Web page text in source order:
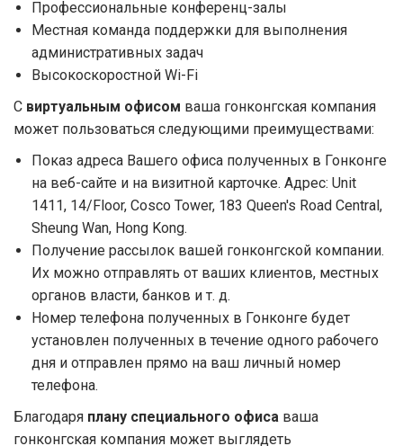
Профессиональные конференц-залы
Местная команда поддержки для выполнения
административных задач
Высокоскоростной Wi-Fi
С виртуальным офисом ваша гонконгская компания
может пользоваться следующими преимуществами:
Показ адреса Вашего офиса полученных в Гонконге
на веб-сайте и на визитной карточке. Адрес: Unit
1411, 14/Floor, Cosco Tower, 183 Queen's Road Central,
Sheung Wan, Hong Kong.
Получение рассылок вашей гонконгской компании.
Их можно отправлять от ваших клиентов, местных
органов власти, банков и т. д.
Номер телефона полученных в Гонконге будет
установлен полученных в течение одного рабочего
дня и отправлен прямо на ваш личный номер
телефона.
Благодаря плану специального офиса ваша
гонконгская компания может выглядеть